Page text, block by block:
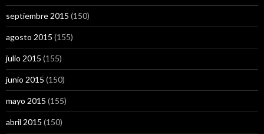
septiembre 2015 (150)
agosto 2015 (155)
julio 2015 (155)
junio 2015 (150)
mayo 2015 (155)
abril 2015 (150)